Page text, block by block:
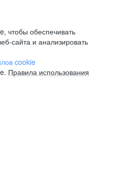
чтобы обеспечивать
сайта и анализировать
cookie
Правила использования